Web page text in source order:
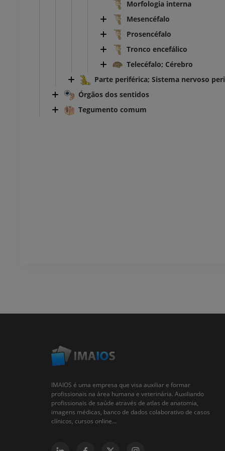
Morfologia interna
Mesencéfalo
Prosencéfalo
Tronco encefálico
Telecéfalo; Cérebro
Parte periférica; Sistema nervoso
Órgãos dos sentidos
Tegumento comum
inferior
Radiografias
GRÁTIS
Membro inferior
Ilustrações
TC do tornozelo e do pé
TC
IMAIOS é uma empresa que visa auxiliar e formar
profissionais na área humana e veterinária. Auxiliando
profissionais de saúde através de atlas de anatomia,
imagens médicas, banco de dados colaborativo de casos
clínicos, cursos online...